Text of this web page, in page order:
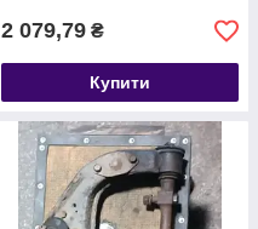
2 079,79 ₴
Купити